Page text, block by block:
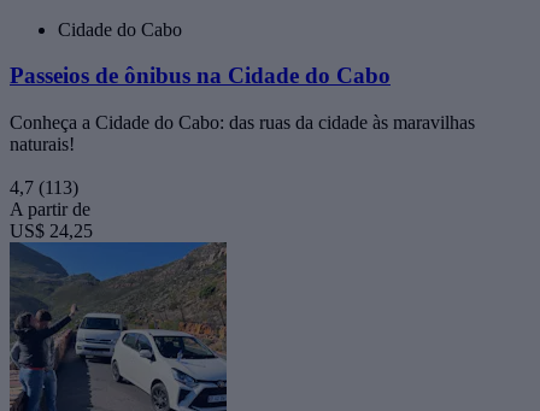
Cidade do Cabo
Passeios de ônibus na Cidade do Cabo
Conheça a Cidade do Cabo: das ruas da cidade às maravilhas
naturais!
4,7 (113)
A partir de
US$ 24,25